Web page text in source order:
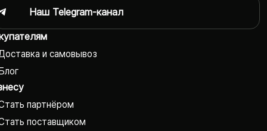
и самовывоз
партнёром
поставщиком
Наш Telegram-канал